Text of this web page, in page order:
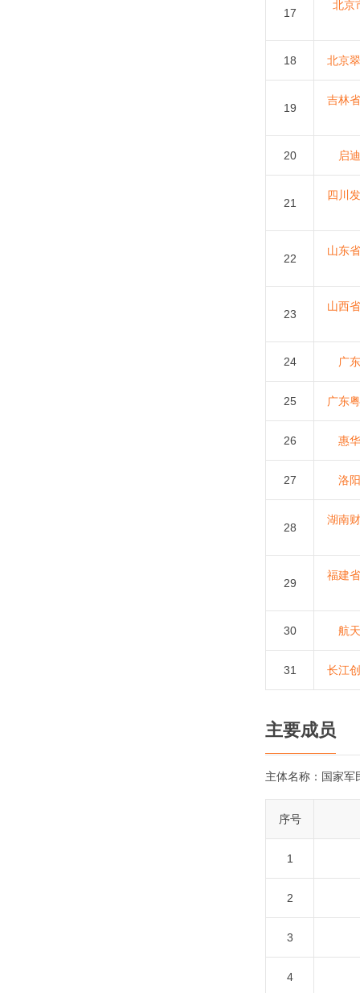
17
北京
18 北京
19
吉林
20 启
21
四川
22
山东
23
山西
24 广
25 广东
26 惠
27 洛
28
湖南
29
福建
30 航
31 长江
主要成员
主体名称： 国家军
序号
1
2
3
4